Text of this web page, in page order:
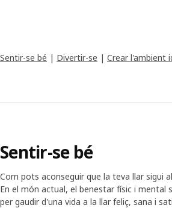
Sentir-se bé | Divertir-se | Crear l'ambient
Sentir-se bé
Com pots aconseguir que la teva llar sigui
En el món actual, el benestar físic i mental
per gaudir d'una vida a la llar feliç, sana i